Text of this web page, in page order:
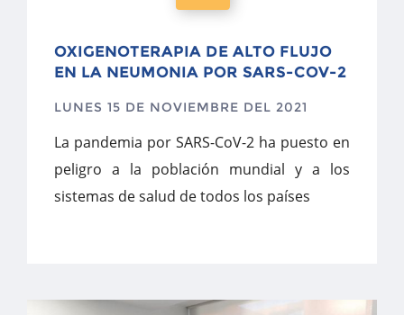
OXIGENOTERAPIA DE ALTO FLUJO
EN LA NEUMONIA POR SARS-COV-2
LUNES 15 DE NOVIEMBRE DEL 2021
La pandemia por SARS-CoV-2 ha puesto en
peligro a la población mundial y a los
sistemas de salud de todos los países